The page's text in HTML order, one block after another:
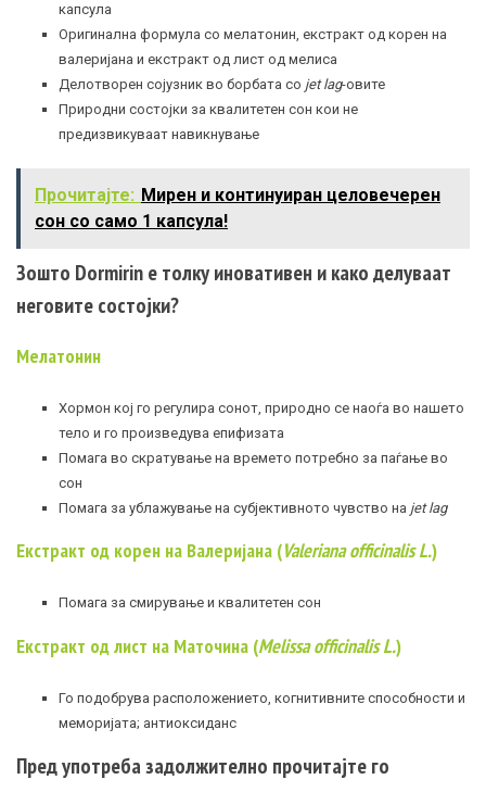
капсула
Оригинална формула со мелатонин, екстракт од корен на
валеријана и екстракт од лист од мелиса
Делотворен сојузник во борбата со jet lag-овите
Природни состојки за квалитетен сон кои не
предизвикуваат навикнување
Прочитајте: Мирен и континуиран целовечерен
сон со само 1 капсула!
Зошто Dormirin е толку иновативен и како делуваат
неговите состојки?
Мелатонин
Хормон кој го регулира сонот, природно се наоѓа во нашето
тело и го произведува епифизата
Помага во скратување на времето потребно за паѓање во
сон
Помага за ублажување на субјективното чувство на jet lag
Екстракт од корен на Валеријана (Valeriana officinalis L.)
Помага за смирување и квалитетен сон
Екстракт од лист на Маточина (Melissa officinalis L.)
Го подобрува расположението, когнитивните способности и
меморијата; антиоксиданс
Пред употреба задолжително прочитајте го